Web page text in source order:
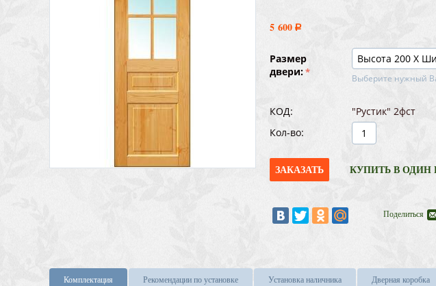
5 600 Р
Размер
двери:
Выберите нужный
КОД:
"Рустик" 2фст
Кол-во:
ЗАКАЗАТЬ КУПИТЬ В ОДИН
Поделиться
Комплектация Рекомендации по установке Установка наличника Дверная коробка